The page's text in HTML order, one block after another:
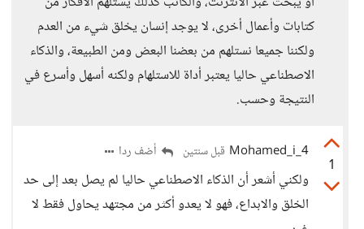
كتابات وأعمال أخرى، لا يوجد إنسان يخلق شيء من العدم
ولكننا جميعا نستلهم من بعضنا البعض ومن الطبيعة، والذكاء
الاصطناعي حاليا يعتبر أداة للاستلهام ولكنه أسهل وأسرع في
النتيجة وحسب.
1
Mohamed_i_4 قبل سنتين أضف ردا
ولكني أشعر أن الذكاء الاصطناعي حاليا لم يصل بعد إلى حد
الخلق والابداع، فهو لا يعدو أكثر من مجتهد يحاول فقط لا